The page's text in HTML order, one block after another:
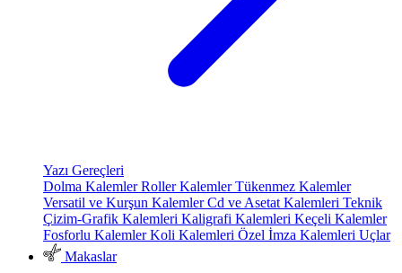
Yazı Gereçleri
Dolma KalemlerRoller KalemlerTükenmez Kalemler
Versatil ve Kurşun KalemlerCd ve Asetat Kalemleri Teknik
Çizim-Grafik Kalemleri Kaligrafi Kalemleri Keçeli Kalemler
Fosforlu KalemlerKoli Kalemleri Özel İmza Kalemleri Uçlar
Makaslar